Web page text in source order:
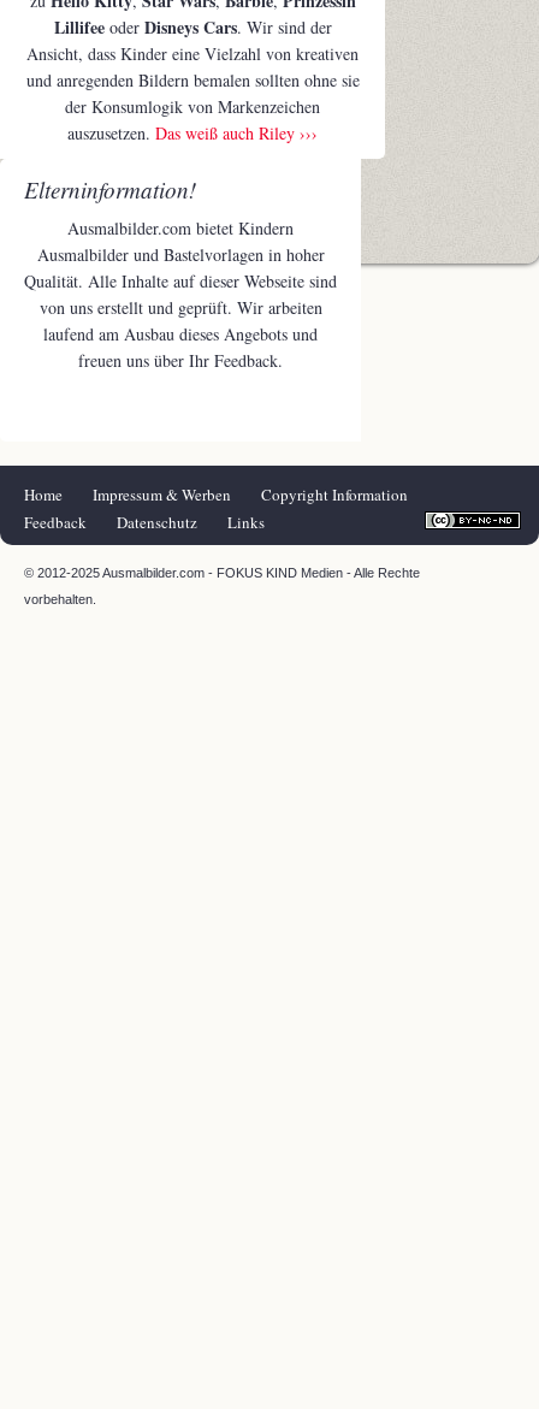
Lillifeeoder Disneys Cars. Wir sind der
Ansicht, dass Kinder eine Vielzahl von kreativen
und anregenden Bildern bemalen sollten ohne sie
der Konsumlogik von Markenzeichen
auszusetzen. Das weiß auch Riley ›››
Elterninformation!
Ausmalbilder.com bietet Kindern
Ausmalbilder und Bastelvorlagen in hoher
Qualität. Alle Inhalte auf dieser Webseite sind
von uns erstellt und geprüft. Wir arbeiten
laufend am Ausbau dieses Angebots und
freuen uns über Ihr Feedback.
Navigation
überspringen
Home Impressum & Werben
Copyright Information
Feedback
Datenschutz Links
© 2012-2025 Ausmalbilder.com - FOKUS KIND Medien - Alle Rechte
vorbehalten.